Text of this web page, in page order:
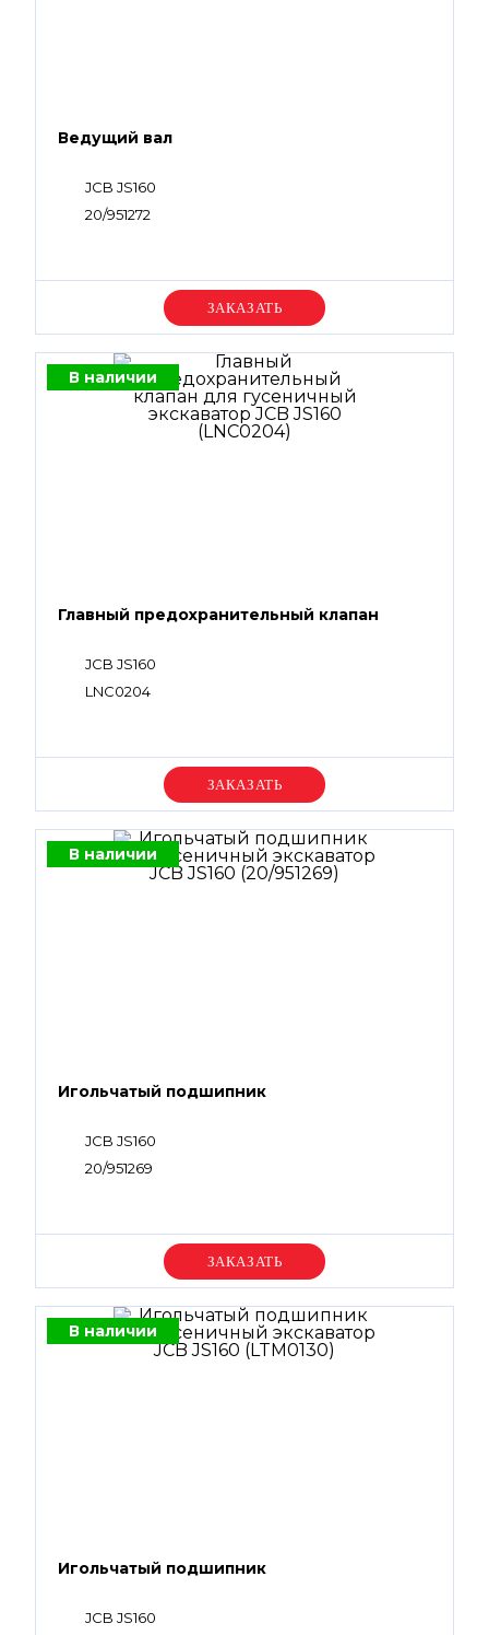
Ведущий вал
JCB JS160
20/951272
Уточняйте цену
В наличии
Главный предохранительный клапан
JCB JS160
LNC0204
Уточняйте цену
В наличии
Игольчатый подшипник
JCB JS160
20/951269
Уточняйте цену
В наличии
Игольчатый подшипник
JCB JS160